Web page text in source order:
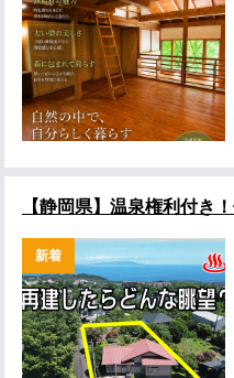
【静岡県】温泉権利付き
新着